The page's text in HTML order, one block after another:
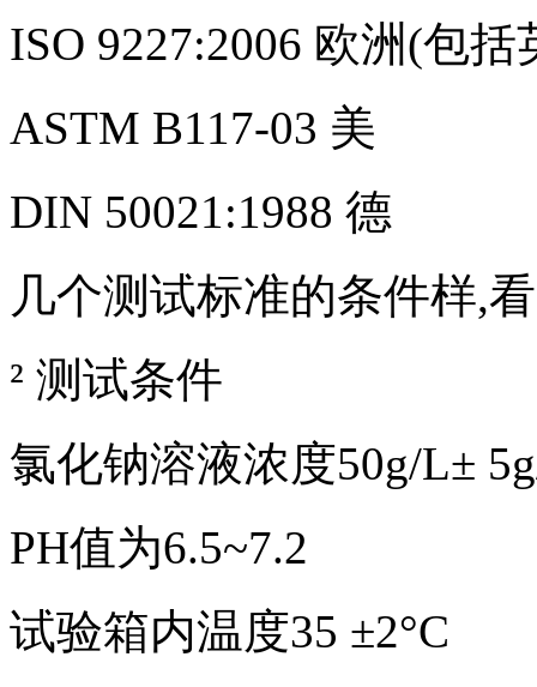
ISO 9227:2006 欧洲(包括
ASTM B117-03 美
DIN 50021:1988 德
几个测试标准的条件样,
² 测试条件
氯化钠溶液浓度50g/L±
PH值为6.5~7.2
试验箱内温度35 ±2°C